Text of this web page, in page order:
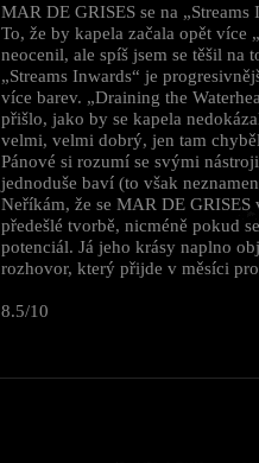
MAR DE GRISES se na
To, že by kapela začala opět více
neocenil, ale spíš jsem se těšil na
„Streams Inwards“ je
více barev. „Draining the
přišlo, jako by se kapela
velmi, velmi dobrý, jen tam
Pánové si rozumí se svými
jednoduše baví (to však
Neříkám, že se MAR DE
předešlé tvorbě, nicméně pokud
potenciál. Já jeho krásy naplno
rozhovor, který přijde v měsíci
8.5/10